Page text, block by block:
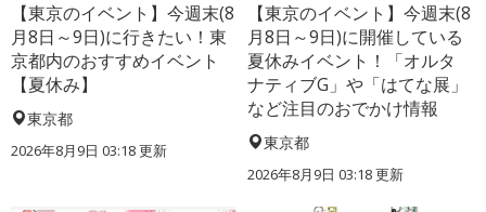
【東京のイベント】今週末(8
月8日～9日)に行きたい！東
京都内のおすすめイベント
【夏休み】
東京都
2026年8月9日 03:18更新
【東京のイベント】今週末(8
月8日～9日)に開催している
夏休みイベント！「オルタ
ナティブG」や「はてな展」
など注目のおでかけ情報
東京都
2026年8月9日 03:18更新